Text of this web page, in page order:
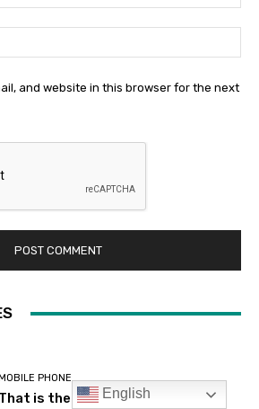
English